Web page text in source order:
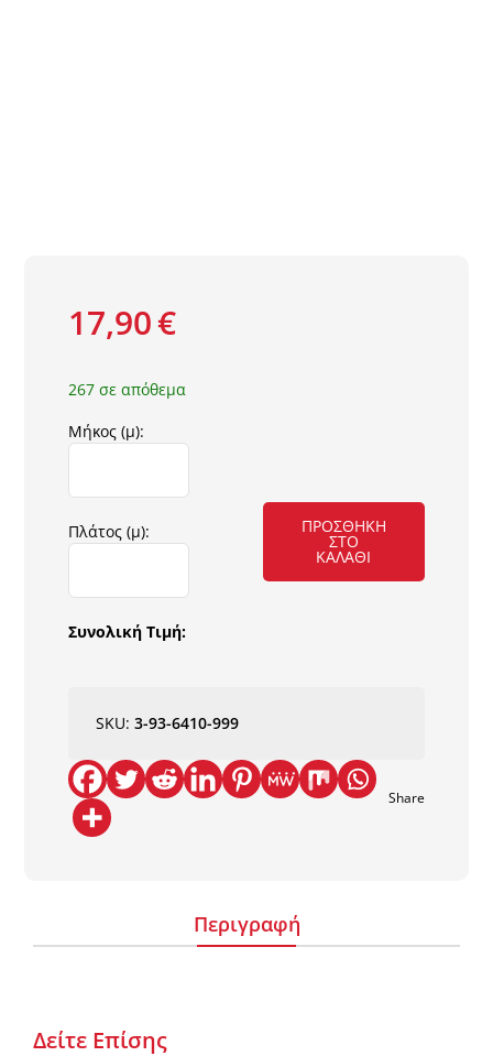
17,90€
267 σε απόθεμα
Μήκος (μ):
Πλάτος (μ):
Συνολική Τιμή:
ΠΡΟΣΘΉΚΗ
ΣΤΟ
ΚΑΛΆΘΙ
SKU:3-93-6410-999
Share
Περιγραφή
Δείτε Επίσης